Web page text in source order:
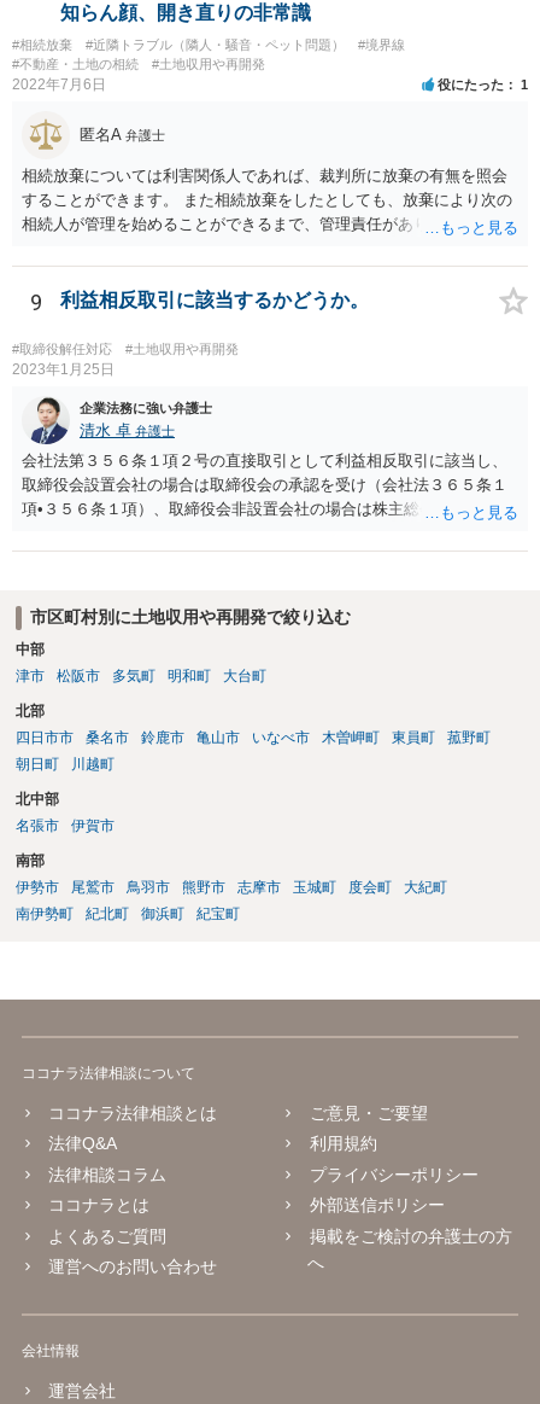
知らん顔、開き直りの非常識
#相続放棄 #近隣トラブル（隣人・騒音・ペット問題）
#境界線
#不動産・土地の相続
#土地収用や再開発
2022年7月6日 役にたった 1
匿名A 弁護士
相続放棄については利害関係人であれば、裁判所に放棄の有無を照会
することができます。 また相続放棄をしたとしても、放棄により次の
相続人が管理を始めることができるまで、管理責任があります。 相続
所に申し立てることができます（ただし、相当程度の予納金がかかり
ます）。 相続放棄の有無の照会、相続人調査、相続財産管理人の選任
か。
9 利益相反取引に該当するかどうか。
#取締役解任対応 #土地収用や再開発
2023年1月25日
企業法務に強い弁護士
清水 卓 弁護士
会社法第３５６条１項２号の直接取引として利益相反取引に該当し、
取締役会設置会社の場合は取締役会の承認を受け（会社法３６５条１
項•３５６条１項）、取締役会非設置会社の場合は株主総会の承認を受
利益相反取引の制限） 第三百五十六条 取締役は、次に掲げる場合に
認を受けなければならない。 一 取締役が自己又は第三者のために株
式会社の事業の部類に属する取引をしようとするとき。 二 取締役が
自己又は第三者のために株式会社と取引をしようとするとき。 三 株
式会社が取締役の債務を保証することその他取締役以外の者との間に
おいて株式会社と当該取締役との利益が相反する取引をしようとする
とき。 （競業及び取締役会設置会社との取引等の制限） 第三百六十五
条 取締役会設置会社における第三百五十六条の規定の適用について
は、同条第一項中「株主総会」とあるのは、「取締役会」とする。
２ 取締役会設置会社においては、第三百五十六条第一項各号の取引
をした取締役は、当該取引後、遅滞なく、当該取引についての重要な
市区町村別に土地収用や再開発で絞り込む
中部
津市
松阪市 多気町 明和町 大台町
北部
四日市市
桑名市 鈴鹿市 亀山市 いなべ市 木曽岬町 東員町
菰野町
朝日町
川越町
北中部
名張市
伊賀市
南部
伊勢市
尾鷲市 鳥羽市 熊野市 志摩市 玉城町 度会町
大紀町
南伊勢町
紀北町 御浜町 紀宝町
ココナラ法律相談について
ココナラ法律相談とは
法律Q&A
法律相談コラム
ココナラとは
よくあるご質問
運営へのお問い合わせ
ご意見・ご要望
利用規約
プライバシーポリシー
外部送信ポリシー
掲載をご検討の弁護士の方
へ
会社情報
運営会社